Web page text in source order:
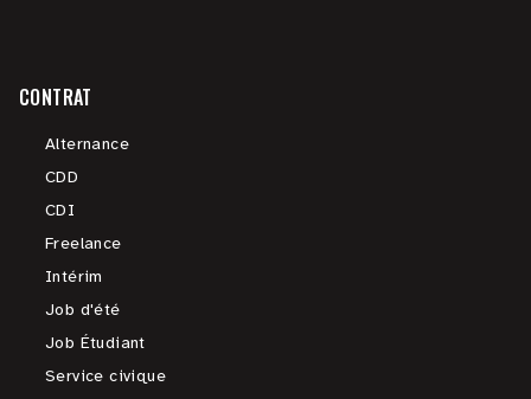
CONTRAT
Alternance
CDD
CDI
Freelance
Intérim
Job d'été
Job Étudiant
Service civique